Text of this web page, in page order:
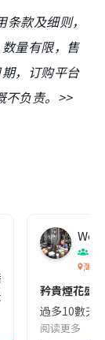
款及细则，
量有限，售
，订购平台
不负责。>>
他脆撻/焗龍蝦/
，並將於今年
節
灣仔
矜貴煙花盛
過多10數天
阅读更多